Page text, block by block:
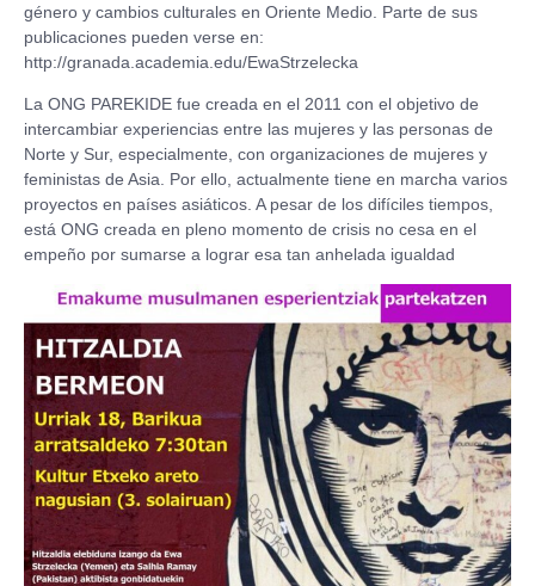
género y cambios culturales en Oriente Medio. Parte de sus
publicaciones pueden verse en:
http://granada.academia.edu/EwaStrzelecka
La ONG PAREKIDE fue creada en el 2011 con el objetivo de
intercambiar experiencias entre las mujeres y las personas de
Norte y Sur, especialmente, con organizaciones de mujeres y
feministas de Asia. Por ello, actualmente tiene en marcha varios
proyectos en países asiáticos. A pesar de los difíciles tiempos,
está ONG creada en pleno momento de crisis no cesa en el
empeño por sumarse a lograr esa tan anhelada igualdad